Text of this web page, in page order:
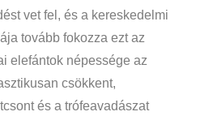
vet fel, és a kereskedelmi
tovább fokozza ezt az
elefántok népessége az
csökkent,
és a trófeavadászat